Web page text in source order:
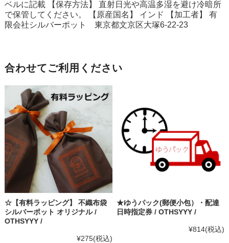
ベルに記載 【保存方法】 直射日光や高温多湿を避け冷暗所
で保管してください。 【原産国名】 インド 【加工者】 有
限会社シルバーポット 東京都文京区大塚6-22-23
合わせてご利用ください
☆【有料ラッピング】 不織布袋
シルバーポット オリジナル /
OTHSYYY /
¥275(税込)
★ゆうパック(郵便小包）・配達
日時指定券 / OTHSYYY /
¥814(税込)